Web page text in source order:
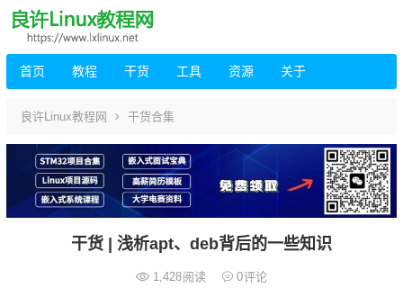
首页 教程 干货 工具 资源 关于
良许Linux教程网 干货合集
干货 | 浅析apt、deb背后的一些知识
1,428阅读 0评论